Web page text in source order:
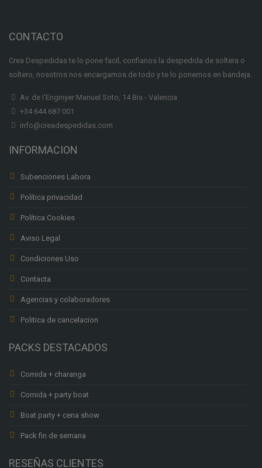
CONTACTO
Crea Despedidas te lo pone facil, confianos la despedida de soltera o
soltero, nosotros nos encargamos de todo y te lo ponemos en bandeja.
Av. de I'Enginyer Manuel Soto, 14 Bis - Valencia
+34 644 687 001
info@creadespedidas.com
INFORMACION
Subenciones Labora
Política privacidad
Política Cookies
Aviso Legal
Condiciones Uso
Contacta
Agencias y colaboradores
Politica de cancelacion
PACKS DESTACADOS
Comida + charanga
Comida + party boat
Boat party + cena show
Pack fin de semana
RESEÑAS CLIENTES